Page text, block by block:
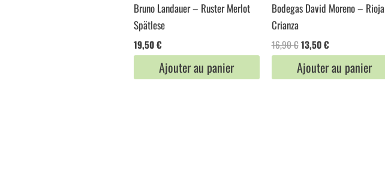
Bruno Landauer – Ruster Merlot
Spätlese
19,50€
Ajouter au panier
Bodegas David Moreno – Rioja
Crianza
16,90€ Le
prix
initial
était :
13,50€Le
prix
actuel
est :
Ajouter au panier